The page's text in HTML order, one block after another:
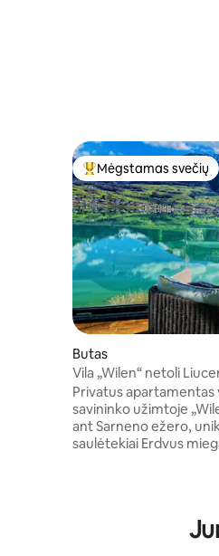
Svečių
Mėgstamas svečių
Butas
Vila „Wilen“ netoli
poilsis prie ežero
Privatus apartamentas
savininko užimtoje
ant Sarneno ežero,
saulėtekiai Erdvus
papildomas privatus
vonios kambariu (liftas